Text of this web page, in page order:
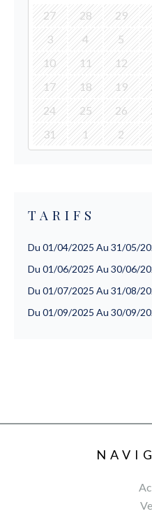
27 28 29
3
4 5
10
11 12
17
18 19
24
25 26
31
1 2
TARIFS
Du 01/04/2025 Au 31/05/
Du 01/06/2025 Au 30/06/
Du 01/07/2025 Au 31/08/
Du 01/09/2025 Au 30/09/